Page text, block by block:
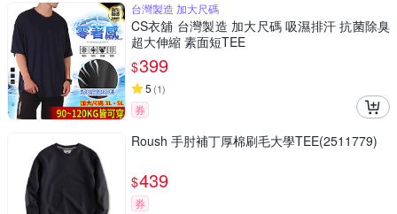
台灣製造 加大尺碼
CS衣舖 台灣製造 加大尺碼 吸濕排汗 抗菌除臭
超大伸縮 素面短TEE
$399
5 (1)
券
Roush 手肘補丁厚棉刷毛大學TEE(2511779)
$439
券